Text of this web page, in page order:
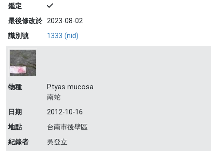
鑑定
最後修改於 2023-08-02
識別號
1333 (nid)
物種
Ptyas mucosa
南蛇
日期
2012-10-16
地點
台南市後壁區
紀錄者
吳登立